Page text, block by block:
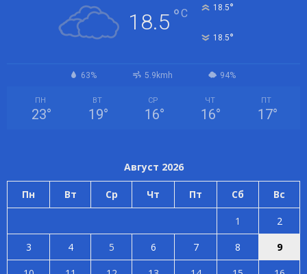
18.5 °C 18.5°
18.5°
63% 5.9kmh 94%
ПН
23°
ВТ
19°
СР
16°
ЧТ
16°
ПТ
17°
Август 2026
Пн Вт Ср Чт Пт Сб Вс
1
2
3
4 5 6 7 8
9